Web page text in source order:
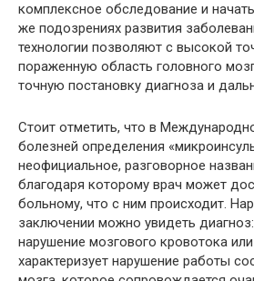
комплексное обследование и
же подозрениях развития
технологии позволяют с высокой
пораженную область головного
точную постановку диагноза и
Стоит отметить, что в
болезней определения
неофициальное, разговорное
благодаря которому врач может
больному, что с ним происходит.
заключении можно увидеть
нарушение мозгового кровотока
характеризует нарушение работы